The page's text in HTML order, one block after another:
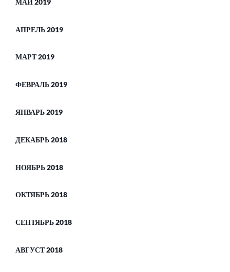
АПРЕЛЬ 2019
МАРТ 2019
ФЕВРАЛЬ 2019
ЯНВАРЬ 2019
ДЕКАБРЬ 2018
НОЯБРЬ 2018
ОКТЯБРЬ 2018
СЕНТЯБРЬ 2018
АВГУСТ 2018